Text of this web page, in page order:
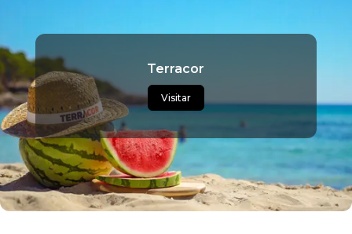
Terracor
Visitar